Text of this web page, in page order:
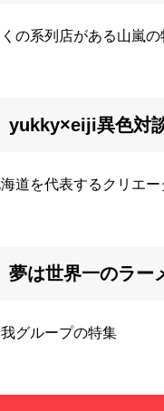
の系列店がある山嵐の
yukky×eiji異色対
道を代表するクリエー
夢は世界一のラ
グループの特集